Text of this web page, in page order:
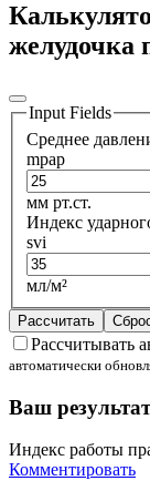
желудочка
Input Fields
Среднее
mpap
мм рт.ст.
Индекс
svi
мл/м²
Рассчитать
Рассчитывать
автоматически
Ваш результат
Индекс работы
Комментировать